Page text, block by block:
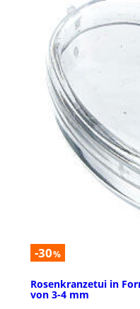
-30%
Rosenkranzetui in
von 3-4 mm